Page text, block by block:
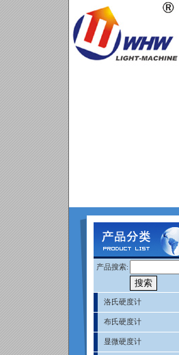
产品搜索:
洛氏硬度计
布氏硬度计
显微硬度计